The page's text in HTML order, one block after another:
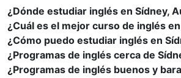
¿Dónde estudiar inglés en Sídney,
¿Cuál es el mejor curso de inglés
¿Cómo puedo estudiar inglés en
¿Programas de inglés cerca de
¿Programas de inglés buenos y